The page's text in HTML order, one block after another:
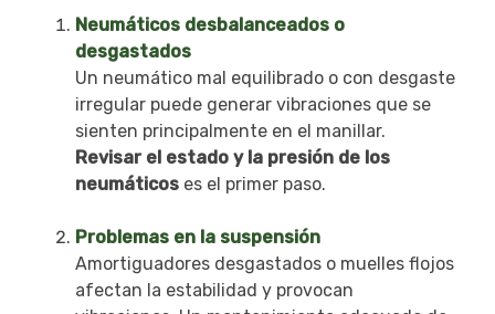
Neumáticos desbalanceados o
desgastados
Un neumático mal equilibrado o con desgaste
irregular puede generar vibraciones que se
sienten principalmente en el manillar.
Revisar el estado y la presión de los
neumáticos es el primer paso.
Problemas en la suspensión
Amortiguadores desgastados o muelles flojos
afectan la estabilidad y provocan